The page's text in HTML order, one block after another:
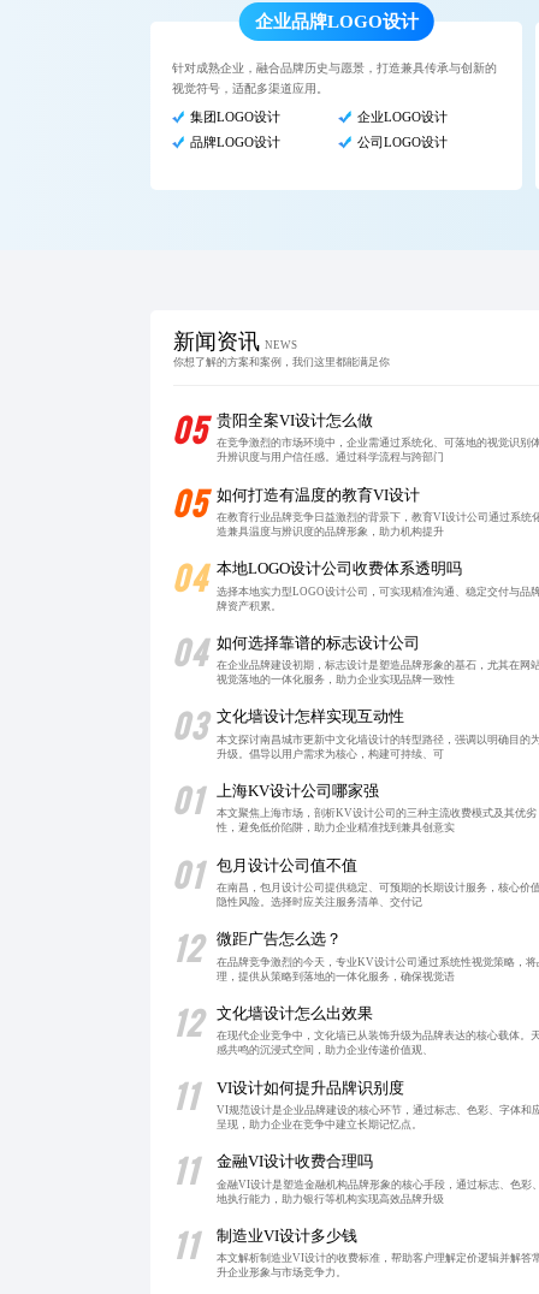
企业品牌LOGO设计
针对成熟企业，融合品牌历史与愿景，打造兼具传承与创新的
视觉符号，适配多渠道应用。
集团LOGO设计
企业LOGO设计
品牌LOGO设计
公司LOGO设计
新闻资讯 NEWS
你想了解的方案和案例，我们这里都能满足你
05 贵阳全案VI设计怎么做
在竞争激烈的市场环境中，企业需通过系统化、可落地的视觉识
升辨识度与用户信任感。通过科学流程与跨部门
05 如何打造有温度的教育VI设计
在教育行业品牌竞争日益激烈的背景下，教育VI设计公司通过系
造兼具温度与辨识度的品牌形象，助力机构提升
04 本地LOGO设计公司收费体系透明吗
选择本地实力型LOGO设计公司，可实现精准沟通、稳定交付与品
牌资产积累。
04 如何选择靠谱的标志设计公司
在企业品牌建设初期，标志设计是塑造品牌形象的基石，尤其在
视觉落地的一体化服务，助力企业实现品牌一致性
03 文化墙设计怎样实现互动性
本文探讨南昌城市更新中文化墙设计的转型路径，强调以明确目
升级。倡导以用户需求为核心，构建可持续、可
01 上海KV设计公司哪家强
本文聚焦上海市场，剖析KV设计公司的三种主流收费模式及其优
性，避免低价陷阱，助力企业精准找到兼具创意实
01 包月设计公司值不值
在南昌，包月设计公司提供稳定、可预期的长期设计服务，核心
隐性风险。选择时应关注服务清单、交付记
12 微距广告怎么选？
在品牌竞争激烈的今天，专业KV设计公司通过系统性视觉策略，
理，提供从策略到落地的一体化服务，确保视觉语
12 文化墙设计怎么出效果
在现代企业竞争中，文化墙已从装饰升级为品牌表达的核心载体。
感共鸣的沉浸式空间，助力企业传递价值观、
11 VI设计如何提升品牌识别度
VI规范设计是企业品牌建设的核心环节，通过标志、色彩、字体
呈现，助力企业在竞争中建立长期记忆点。
11 金融VI设计收费合理吗
金融VI设计是塑造金融机构品牌形象的核心手段，通过标志、色
地执行能力，助力银行等机构实现高效品牌升级
11 制造业VI设计多少钱
本文解析制造业VI设计的收费标准，帮助客户理解定价逻辑并解
升企业形象与市场竞争力。